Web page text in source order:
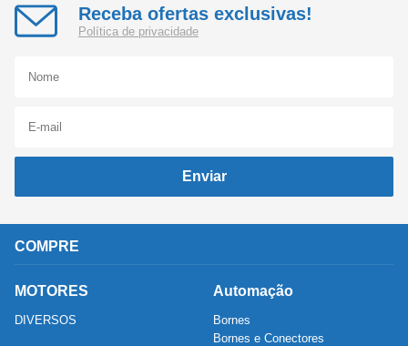
Receba ofertas exclusivas!
Política de privacidade
Enviar
COMPRE
MOTORES
DIVERSOS
Automação
Bornes
Bornes e Conectores